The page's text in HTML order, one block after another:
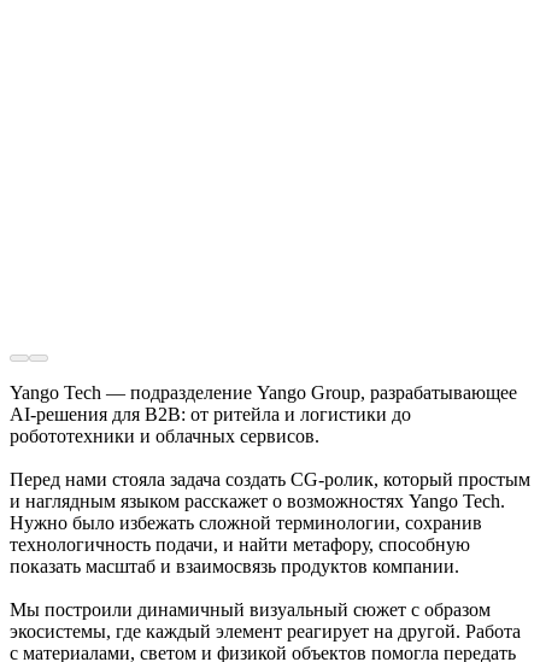
Yango Tech — подразделение Yango Group, разрабатывающее
AI-решения для B2B: от ритейла и логистики до
робототехники и облачных сервисов.
Перед нами стояла задача создать CG-ролик, который простым
и наглядным языком расскажет о возможностях Yango Tech.
Нужно было избежать сложной терминологии, сохранив
технологичность подачи, и найти метафору, способную
показать масштаб и взаимосвязь продуктов компании.
Мы построили динамичный визуальный сюжет с образом
экосистемы, где каждый элемент реагирует на другой. Работа
с материалами, светом и физикой объектов помогла передать